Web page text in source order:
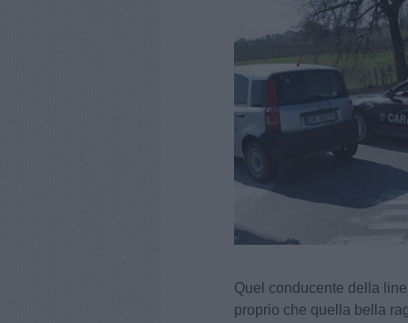
Quel conducente della
proprio che quella bella